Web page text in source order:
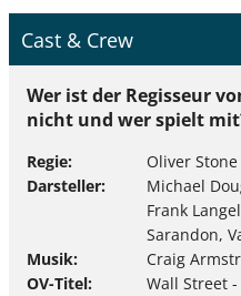
Cast & Crew
Wer ist der Regisseur
nicht und wer spielt
Regie
Oliver Stone
Darsteller
Michael
Frank
Sarandon,
Musik
Craig
OV-Titel
Wall Street